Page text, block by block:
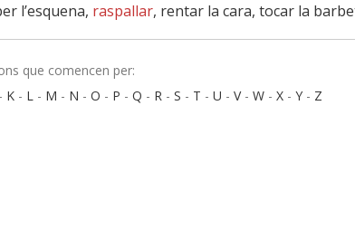
l’esquena, raspallar, rentar la cara, tocar la
que comencen per:
- K - L - M - N - O - P - Q - R - S - T - U - V- W - X - Y - Z